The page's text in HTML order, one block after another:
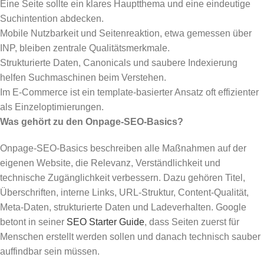
Eine Seite sollte ein klares Hauptthema und eine eindeutige
Suchintention abdecken.
Mobile Nutzbarkeit und Seitenreaktion, etwa gemessen über
INP, bleiben zentrale Qualitätsmerkmale.
Strukturierte Daten, Canonicals und saubere Indexierung
helfen Suchmaschinen beim Verstehen.
Im E-Commerce ist ein template-basierter Ansatz oft effizienter
als Einzeloptimierungen.
Was gehört zu den Onpage-SEO-Basics?
Onpage-SEO-Basics beschreiben alle Maßnahmen auf der
eigenen Website, die Relevanz, Verständlichkeit und
technische Zugänglichkeit verbessern. Dazu gehören Titel,
Überschriften, interne Links, URL-Struktur, Content-Qualität,
Meta-Daten, strukturierte Daten und Ladeverhalten. Google
betont in seiner SEO Starter Guide, dass Seiten zuerst für
Menschen erstellt werden sollen und danach technisch sauber
auffindbar sein müssen.